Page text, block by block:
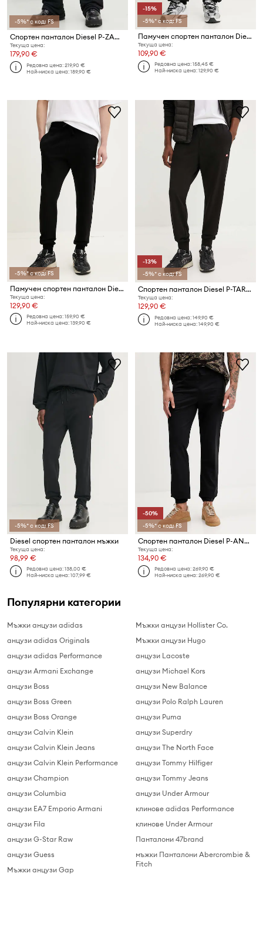
-5%* с код: FS
Спортен панталон Diesel P-ZAMPER-D
Текуща цена:
179,90 €
Редовна цена:219,90 €
Най-ниска цена:189,90 €
-15%
-5%* с код: FS
Памучен спортен панталон Diesel P-MARKY-DIV
Текуща цена:
109,90 €
Редовна цена:158,45 €
Най-ниска цена:129,90 €
-5%* с код: FS
Памучен спортен панталон Diesel P-TARY-DOVAL-PJ TROUSERS
Текуща цена:
129,90 €
Редовна цена:159,90 €
Най-ниска цена:139,90 €
-13%
-5%* с код: FS
Спортен панталон Diesel P-TARGA-K1
Текуща цена:
129,90 €
Редовна цена:149,90 €
Най-ниска цена:149,90 €
-5%* с код: FS
Diesel спортен панталон мъжки
Текуща цена:
98,99 €
Редовна цена:138,00 €
Най-ниска цена:107,99 €
-50%
-5%* с код: FS
Спортен панталон Diesel P-ANDREW
Текуща цена:
134,90 €
Редовна цена:269,90 €
Най-ниска цена:269,90 €
Популярни категории
Мъжки анцузи adidas
анцузи adidas Originals
анцузи adidas Performance
анцузи Armani Exchange
анцузи Boss
анцузи Boss Green
анцузи Boss Orange
анцузи Calvin Klein
анцузи Calvin Klein Jeans
анцузи Calvin Klein Performance
анцузи Champion
анцузи Columbia
анцузи EA7 Emporio Armani
анцузи Fila
анцузи G-Star Raw
анцузи Guess
Мъжки анцузи Gap
Мъжки анцузи Hollister Co.
Мъжки анцузи Hugo
анцузи Lacoste
анцузи Michael Kors
анцузи New Balance
анцузи Polo Ralph Lauren
анцузи Puma
анцузи Superdry
анцузи The North Face
анцузи Tommy Hilfiger
анцузи Tommy Jeans
анцузи Under Armour
клинове adidas Performance
клинове Under Armour
Панталони 47brand
мъжки Панталони Abercrombie &
Fitch